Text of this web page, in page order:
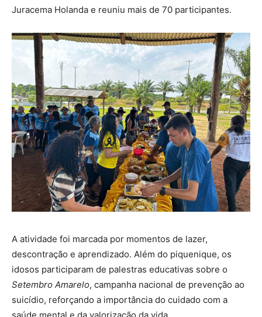
Juracema Holanda e reuniu mais de 70 participantes.
A atividade foi marcada por momentos de lazer,
descontração e aprendizado. Além do piquenique, os
idosos participaram de palestras educativas sobre o
Setembro Amarelo, campanha nacional de prevenção ao
suicídio, reforçando a importância do cuidado com a